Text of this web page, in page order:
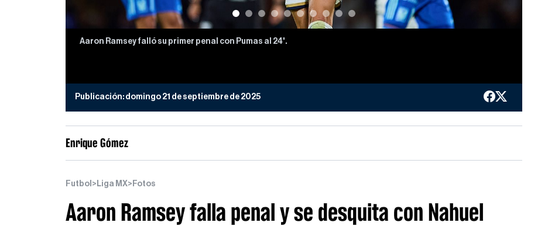
Aaron Ramsey falló su primer penal con Pumas al 24'.
Publicación: domingo 21 de septiembre de 2025
Enrique Gómez
Futbol > Liga MX> Fotos
Aaron Ramsey falla penal y se desquita con Nahuel